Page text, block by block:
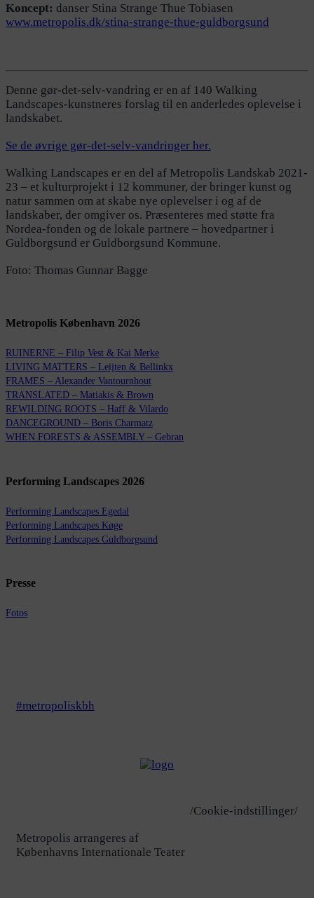
Koncept: danser Stina Strange Thue Tobiasen
www.metropolis.dk/stina-strange-thue-guldborgsund
Denne gør-det-selv-vandring er en af 140 Walking
Landscapes-kunstneres forslag til en anderledes oplevelse i
landskabet.
Se de øvrige gør-det-selv-vandringer her.
Walking Landscapes er en del af Metropolis Landskab 2021-
23 – et kulturprojekt i 12 kommuner, der bringer kunst og
natur sammen om at skabe nye oplevelser i og af de
landskaber, der omgiver os. Præsenteres med støtte fra
Nordea-fonden og de lokale partnere – hovedpartner i
Guldborgsund er Guldborgsund Kommune.
Foto: Thomas Gunnar Bagge
Metropolis København 2026
RUINERNE – Filip Vest & Kai Merke
LIVING MATTERS – Leijten & Bellinkx
FRAMES – Alexander Vantournhout
TRANSLATED – Matiakis & Brown
REWILDING ROOTS – Haff & Vilardo
DANCEGROUND – Boris Charmatz
WHEN FORESTS & ASSEMBLY – Gebran
Performing Landscapes 2026
Performing Landscapes Egedal
Performing Landscapes Køge
Performing Landscapes Guldborgsund
Presse
Fotos
#metropoliskbh
/Cookie-indstillinger/
Metropolis arrangeres af
Københavns Internationale Teater